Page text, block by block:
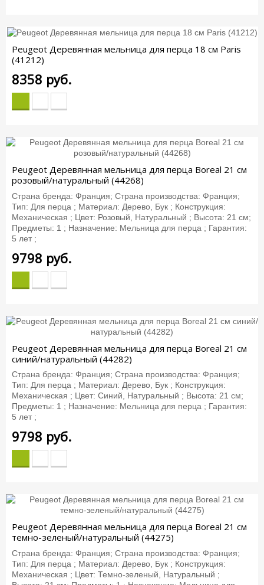
Peugeot Деревянная мельница для перца 18 см Paris
(41212)
8358 руб.
Peugeot Деревянная мельница для перца Boreal 21 см
розовый/натуральный (44268)
Страна бренда: Франция; Страна производства: Франция;
Тип: Для перца ; Материал: Дерево, Бук ; Конструкция:
Механическая ; Цвет: Розовый, Натуральный ; Высота: 21 см;
Предметы: 1 ; Назначение: Мельница для перца ; Гарантия:
5 лет ;
9798 руб.
Peugeot Деревянная мельница для перца Boreal 21 см
синий/натуральный (44282)
Страна бренда: Франция; Страна производства: Франция;
Тип: Для перца ; Материал: Дерево, Бук ; Конструкция:
Механическая ; Цвет: Синий, Натуральный ; Высота: 21 см;
Предметы: 1 ; Назначение: Мельница для перца ; Гарантия:
5 лет ;
9798 руб.
Peugeot Деревянная мельница для перца Boreal 21 см
темно-зеленый/натуральный (44275)
Страна бренда: Франция; Страна производства: Франция;
Тип: Для перца ; Материал: Дерево, Бук ; Конструкция:
Механическая ; Цвет: Темно-зеленый, Натуральный ;